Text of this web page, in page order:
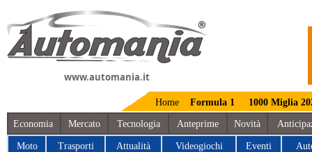
www.automania.it
Home Formula 1 1000 Miglia
Economia Mercato Tecnologia Anteprime Novità
Moto Trasporti Attualità Videogiochi Eventi